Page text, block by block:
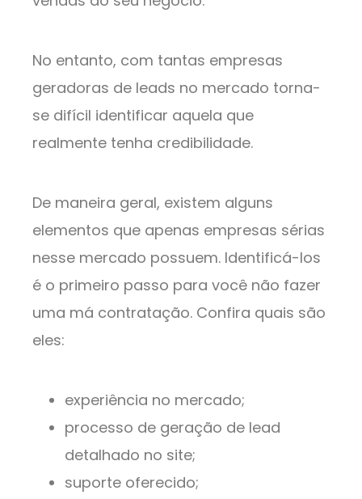
No entanto, com tantas empresas
geradoras de leads no mercado torna-
se difícil identificar aquela que
realmente tenha credibilidade.
De maneira geral, existem alguns
elementos que apenas empresas sérias
nesse mercado possuem. Identificá-los
é o primeiro passo para você não fazer
uma má contratação. Confira quais são
eles:
experiência no mercado;
processo de geração de lead
detalhado no site;
suporte oferecido;